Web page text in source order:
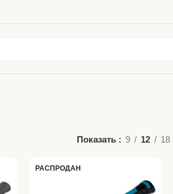
Показать 9 12 18
РАСПРОДАН